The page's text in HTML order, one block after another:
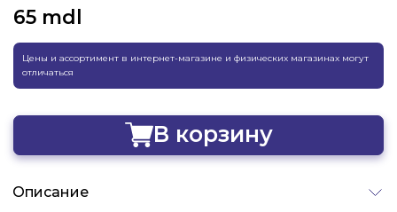
65 mdl
Цены и ассортимент в интернет-магазине и физических магазинах могут
отличаться
В корзину
Добавлено
Описание